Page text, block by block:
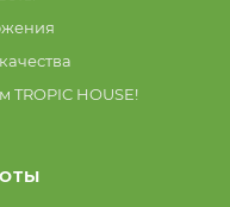
TROPIC HOUSE!